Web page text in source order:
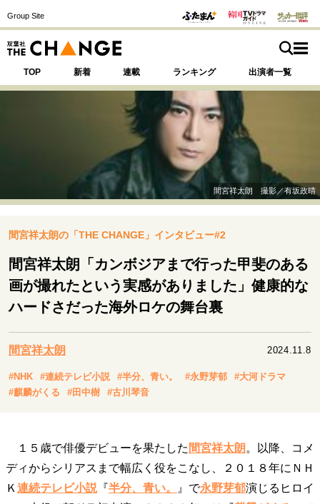
Group Site
TOP 新着 連載 ランキング 出演者一覧
注目の記事テーマで探す
運命を変えた出会い 決断の裏側
挫折からの再起
表現者の葛藤
人生が動いた日 10代の挫折と原点
セカンドキャリアの描き方
夢を掴む選択
リーダーの流儀 変革の原動力
次世代へのバトン
間宮祥太朗 撮影／有坂政晴
間宮祥太朗の「THE CHANGE」インタビュー#2
間宮祥太朗「カンボジアまで行った甲斐のある
画が撮れたという実感がありました」健康的な
ハードさだった海外ロケの舞台裏
間宮祥太朗 2024.11.8
#NHK #連続テレビ小説 #半分、青い。 #永野芽郁
#大河ドラマ
#麒麟がくる
#田中樹 #古川琴音
１５歳で俳優デビューを果たした 間宮祥太朗 。以降、コメ
ディからシリアスまで幅広く役をこなし、２０１８年にＮＨ
Ｋ 連続テレビ小説 『半分、青い。 』で永野芽郁演じるヒロイ